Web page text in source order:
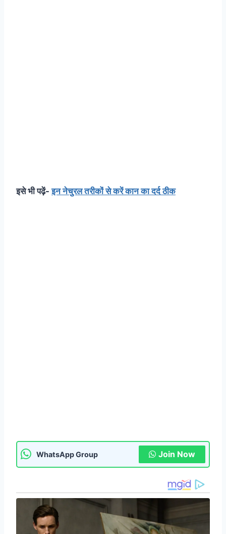
इसे भी पढ़ें-इन नेचुरल तरीकों से करें कान का दर्द ठीक
WhatsApp Group Join Now